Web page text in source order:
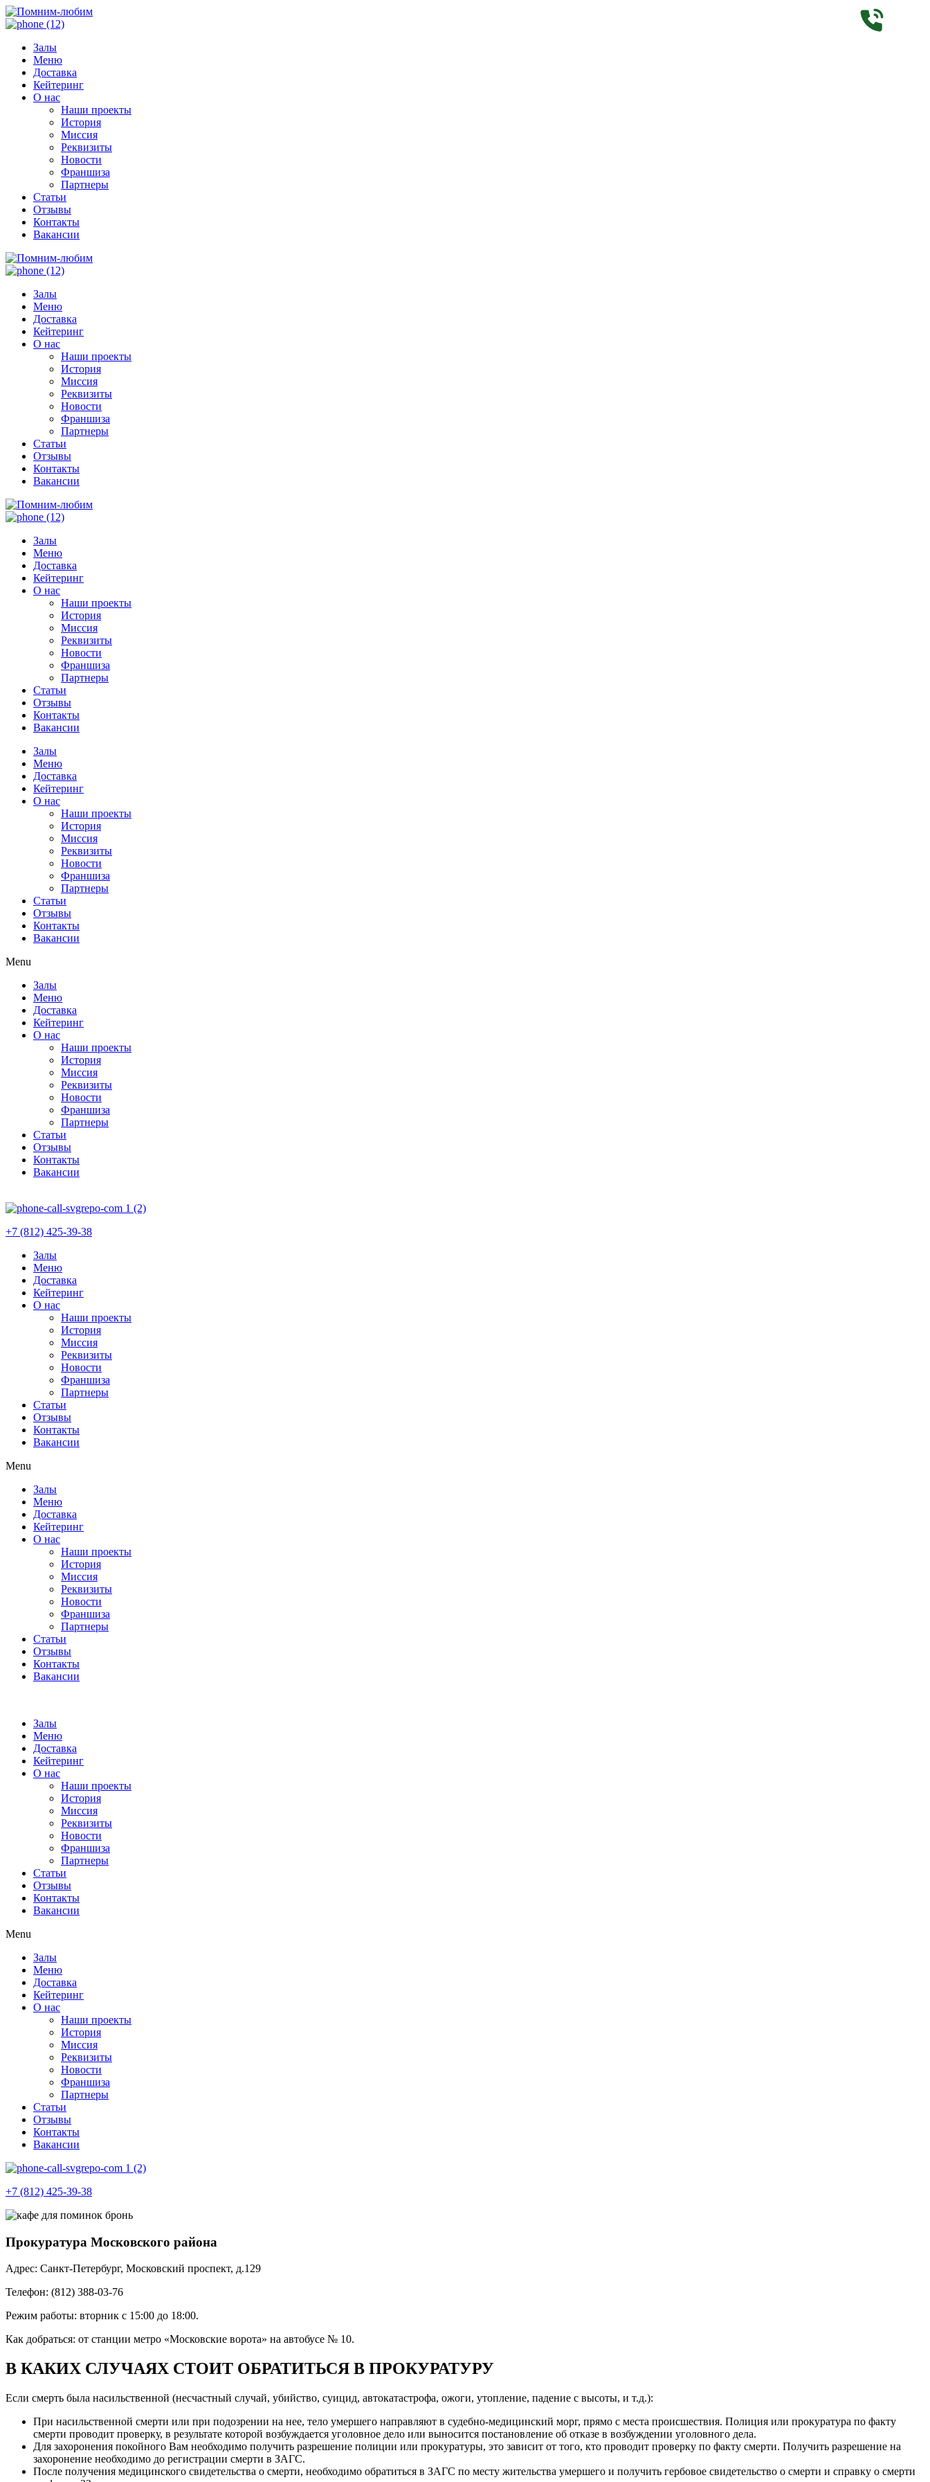
Залы
Меню
Доставка
Кейтеринг
О нас
Наши проекты
История
Миссия
Реквизиты
Новости
Франшиза
Партнеры
Статьи
Отзывы
Контакты
Вакансии
Залы
Меню
Доставка
Кейтеринг
О нас
Наши проекты
История
Миссия
Реквизиты
Новости
Франшиза
Партнеры
Статьи
Отзывы
Контакты
Вакансии
Залы
Меню
Доставка
Кейтеринг
О нас
Наши проекты
История
Миссия
Реквизиты
Новости
Франшиза
Партнеры
Статьи
Отзывы
Контакты
Вакансии
Залы
Меню
Доставка
Кейтеринг
О нас
Наши проекты
История
Миссия
Реквизиты
Новости
Франшиза
Партнеры
Статьи
Отзывы
Контакты
Вакансии
Menu
Залы
Меню
Доставка
Кейтеринг
О нас
Наши проекты
История
Миссия
Реквизиты
Новости
Франшиза
Партнеры
Статьи
Отзывы
Контакты
Вакансии
+7 (812) 425-39-38
Залы
Меню
Доставка
Кейтеринг
О нас
Наши проекты
История
Миссия
Реквизиты
Новости
Франшиза
Партнеры
Статьи
Отзывы
Контакты
Вакансии
Menu
Залы
Меню
Доставка
Кейтеринг
О нас
Наши проекты
История
Миссия
Реквизиты
Новости
Франшиза
Партнеры
Статьи
Отзывы
Контакты
Вакансии
Залы
Меню
Доставка
Кейтеринг
О нас
Наши проекты
История
Миссия
Реквизиты
Новости
Франшиза
Партнеры
Статьи
Отзывы
Контакты
Вакансии
Menu
Залы
Меню
Доставка
Кейтеринг
О нас
Наши проекты
История
Миссия
Реквизиты
Новости
Франшиза
Партнеры
Статьи
Отзывы
Контакты
Вакансии
+7 (812) 425-39-38
Прокуратура Московского района
Адрес: Санкт-Петербург, Московский проспект, д.129
Телефон: (812) 388-03-76
Режим работы: вторник с 15:00 до 18:00.
Как добраться: от станции метро «Московские ворота» на автобусе № 10.
В КАКИХ СЛУЧАЯХ СТОИТ ОБРАТИТЬСЯ В ПРОКУРАТУРУ
Если смерть была насильственной (несчастный случай, убийство, суицид, автокатастрофа, ожоги, утопление, падение с высоты, и т.д.):
При насильственной смерти или при подозрении на нее, тело умершего направляют в судебно-медицинский морг, прямо с места происшествия. Полиция или прокуратура по факту
смерти проводит проверку, в результате которой возбуждается уголовное дело или выносится постановление об отказе в возбуждении уголовного дела.
Для захоронения покойного Вам необходимо получить разрешение полиции или прокуратуры, это зависит от того, кто проводит проверку по факту смерти. Получить разрешение на
захоронение необходимо до регистрации смерти в ЗАГС.
После получения медицинского свидетельства о смерти, необходимо обратиться в ЗАГС по месту жительства умершего и получить гербовое свидетельство о смерти и справку о смерти